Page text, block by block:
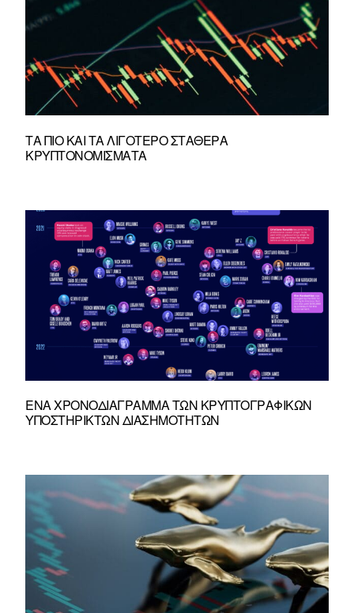
ΤΑ ΠΙΟ ΚΑΙ ΤΑ ΛΙΓΌΤΕΡΟ ΣΤΑΘΕΡΆ
ΚΡΥΠΤΟΝΟΜΊΣΜΑΤΑ
ΈΝΑ ΧΡΟΝΟΔΙΆΓΡΑΜΜΑ ΤΩΝ ΚΡΥΠΤΟΓΡΑΦΙΚΏΝ
ΥΠΟΣΤΗΡΙΚΤΏΝ ΔΙΑΣΗΜΟΤΉΤΩΝ